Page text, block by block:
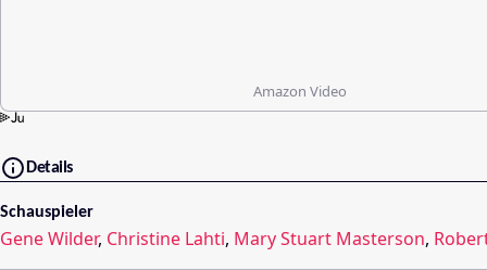
Amazon Video
Details
Schauspieler
Gene Wilder, Christine Lahti, Mary Stuart Masterson,